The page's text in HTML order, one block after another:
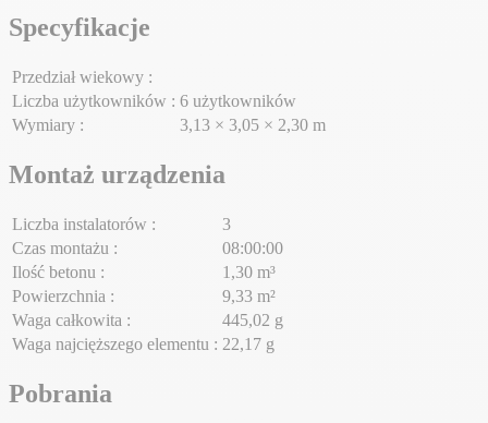
Specyfikacje
Przedział wiekowy :
Liczba użytkowników : 6 użytkowników
Wymiary :
3,13 × 3,05 × 2,30 m
Montaż urządzenia
Liczba instalatorów :
3
Czas montażu :
08:00:00
Ilość betonu :
1,30 m³
Powierzchnia :
9,33 m²
Waga całkowita :
445,02 g
Waga najcięższego elementu : 22,17 g
Pobrania